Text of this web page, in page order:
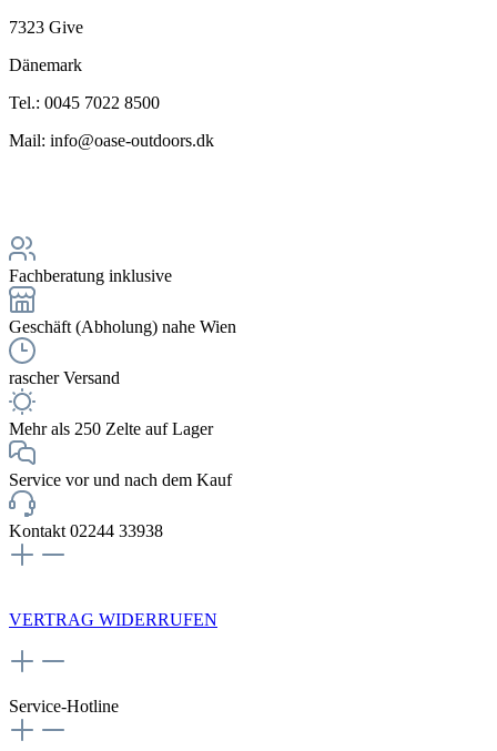
7323 Give
Dänemark
Tel.: 0045 7022 8500
Mail: info@oase-outdoors.dk
Fachberatung inklusive
Geschäft (Abholung) nahe Wien
rascher Versand
Mehr als 250 Zelte auf Lager
Service vor und nach dem Kauf
Kontakt 02244 33938
VERTRAG WIDERRUFEN
Service-Hotline